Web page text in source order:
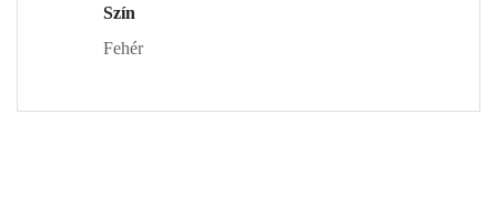
Szín
Fehér